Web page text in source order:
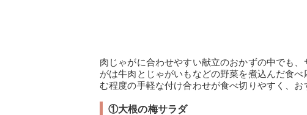
肉じゃがに合わせやすい献立のおかずの中でも
がは牛肉とじゃがいもなどの野菜を煮込んだ食
む程度の手軽な付け合わせが食べ切りやすく、お
①大根の梅サラダ